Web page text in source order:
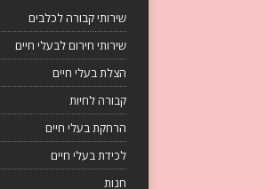
שירותי קבורה לכלבים
שירותי חירום לבעלי חיים
הצלת בעלי חיים
קבורה לחיות
הרחקת בעלי חיים
לכידת בעלי חיים
חנות